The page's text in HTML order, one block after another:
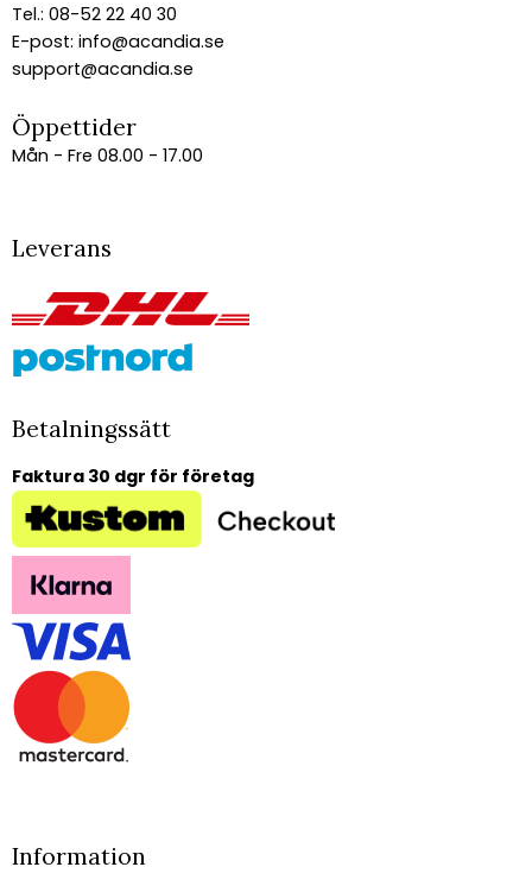
Tel.: 08-52 22 40 30
E-post: info@acandia.se
support@acandia.se
Öppettider
Mån - Fre 08.00 - 17.00
Leverans
Betalningssätt
Faktura 30 dgr för företag
Information